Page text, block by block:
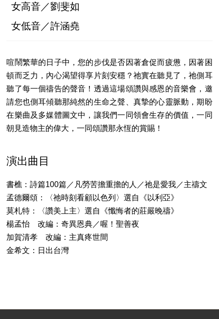
女高音／劉斐如
女低音／許涵堯
喧鬧繁華的日子中，您的步伐是否因著倉促而疲憊，因著困
頓而乏力，內心渴望得享片刻安穩？祂實在聽見了，祂側耳
聽了每一個禱告的聲音！透過這場頌讚與感恩的音樂會，邀
請您也側耳傾聽那純然的生命之聲、真摯的心靈脈動，期盼
在樂曲及多媒體圖文中，讓我們一同領會生存的價值，一同
朝見造物主的偉大，一同頌讚那永恆的賞賜！
演出曲目
書樵：詩篇100篇／凡勞苦擔重擔的人／祂是愛我／主禱文
孟德爾頌：〈祂時刻看顧以色列〉選自《以利亞》
莫札特：〈讚美上主〉選自《懺悔者的莊嚴晚禱》
楊孟怡 改編：奇異恩典／喔！聖善夜
加賀清孝 改編：主真疼世間
金希文：日出台灣